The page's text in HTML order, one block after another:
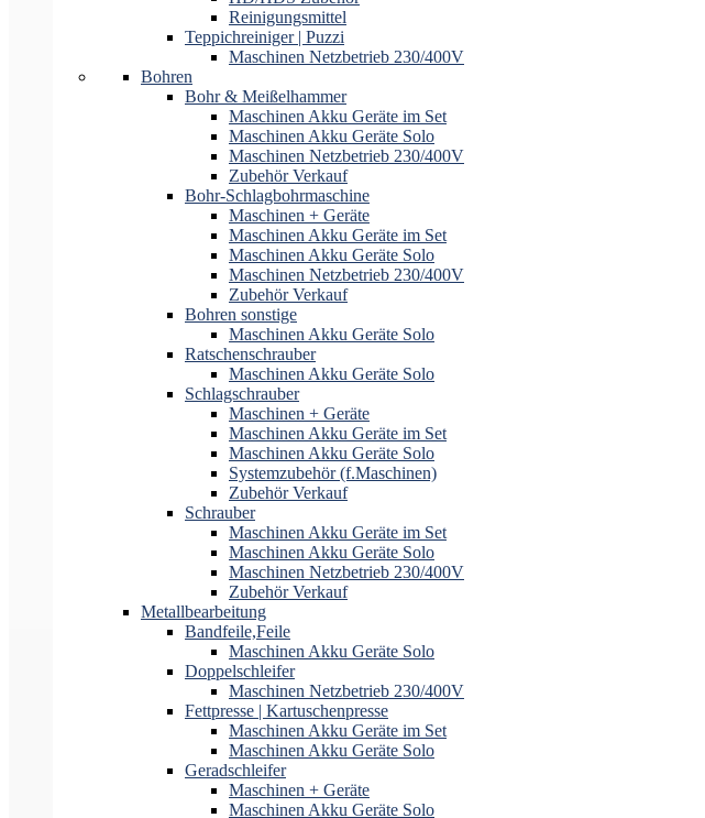
Reinigungsmittel
Teppichreiniger | Puzzi
Maschinen Netzbetrieb 230/400V
Bohren
Bohr & Meißelhammer
Maschinen Akku Geräte im Set
Maschinen Akku Geräte Solo
Maschinen Netzbetrieb 230/400V
Zubehör Verkauf
Bohr-Schlagbohrmaschine
Maschinen + Geräte
Maschinen Akku Geräte im Set
Maschinen Akku Geräte Solo
Maschinen Netzbetrieb 230/400V
Zubehör Verkauf
Bohren sonstige
Maschinen Akku Geräte Solo
Ratschenschrauber
Maschinen Akku Geräte Solo
Schlagschrauber
Maschinen + Geräte
Maschinen Akku Geräte im Set
Maschinen Akku Geräte Solo
Systemzubehör (f.Maschinen)
Zubehör Verkauf
Schrauber
Maschinen Akku Geräte im Set
Maschinen Akku Geräte Solo
Maschinen Netzbetrieb 230/400V
Zubehör Verkauf
Metallbearbeitung
Bandfeile,Feile
Maschinen Akku Geräte Solo
Doppelschleifer
Maschinen Netzbetrieb 230/400V
Fettpresse | Kartuschenpresse
Maschinen Akku Geräte im Set
Maschinen Akku Geräte Solo
Geradschleifer
Maschinen + Geräte
Maschinen Akku Geräte Solo